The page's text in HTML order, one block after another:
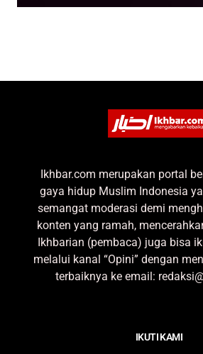
Ikhbar.com merupakan portal
gaya hidup Muslim Indonesia
semangat moderasi demi
konten yang ramah,
Ikhbarian (pembaca) juga bisa
melalui kanal “Opini” dengan
terbaiknya ke email:
IKUTI KAMI